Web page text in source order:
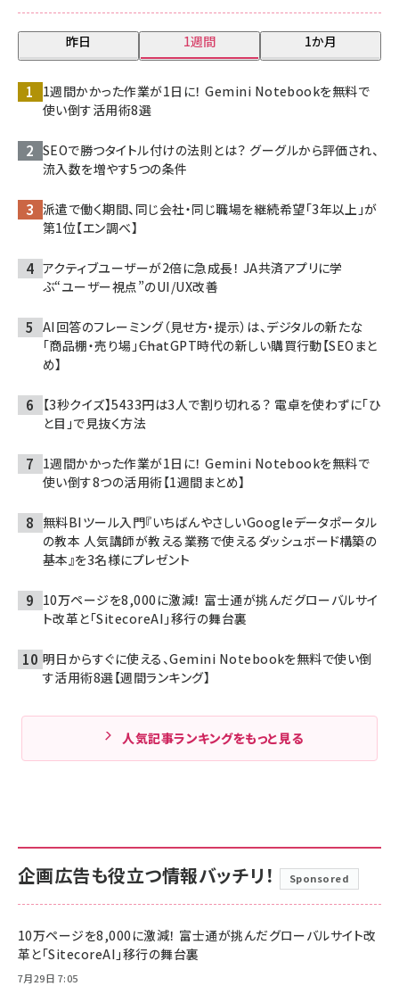
昨日 1週間 1か月
1週間かかった作業が1日に！ Gemini Notebookを無料で
使い倒す活用術8選
SEOで勝つタイトル付けの法則とは？ グーグルから評価され、
流入数を増やす5つの条件
派遣で働く期間、同じ会社・同じ職場を継続希望「3年以上」が
第1位【エン調べ】
アクティブユーザーが2倍に急成長！ JA共済アプリに学
ぶ“ユーザー視点”のUI/UX改善
AI回答のフレーミング（見せ方・提示）は、デジタルの新たな
「商品棚・売り場」――ChatGPT時代の新しい購買行動【SEOまと
め】
【3秒クイズ】5433円は3人で割り切れる？ 電卓を使わずに「ひ
と目」で見抜く方法
1週間かかった作業が1日に！ Gemini Notebookを無料で
使い倒す8つの活用術【1週間まとめ】
無料BIツール入門『いちばんやさしいGoogleデータポータル
の教本 人気講師が教える業務で使えるダッシュボード構築の
基本』を3名様にプレゼント
10万ページを8,000に激減！ 富士通が挑んだグローバルサイ
ト改革と「SitecoreAI」移行の舞台裏
明日からすぐに使える、Gemini Notebookを無料で使い倒
す活用術8選【週間ランキング】
人気記事ランキングをもっと見る
企画広告も役立つ情報バッチリ！ Sponsored
10万ページを8,000に激減！ 富士通が挑んだグローバルサイト改
革と「SitecoreAI」移行の舞台裏
7月29日 7:05